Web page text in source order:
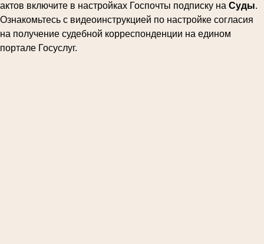
актов включите в настройках Госпочты подписку на Суды.
Ознакомьтесь с видеоинструкцией по настройке согласия
на получение судебной корреспонденции на едином
портале Госуслуг.